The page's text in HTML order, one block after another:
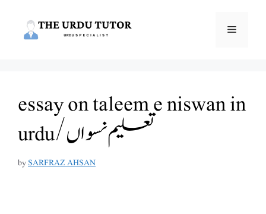
Menu
essay on taleem e niswan in
urdu/تعلیم نسواں
bySARFRAZ AHSAN